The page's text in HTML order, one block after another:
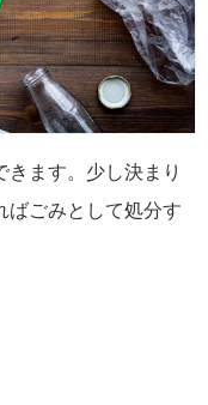
ます。少し決まり
ばごみとして処分す